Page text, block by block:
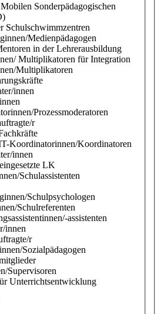
Sonderpädagogischen
Schulschwimmzentren
Medienpädagogen
in der Lehrerausbildung
Multiplikatoren für Integration
Multiplikatoren
innen
Prozessmoderatoren
r
Koordinatorinnen/Koordinatoren
innen
LK
Schulassistenten
Schulpsychologen
Schulreferenten
assistenten
innen
r
Sozialpädagogen
Supervisoren
Unterrichtsentwicklung